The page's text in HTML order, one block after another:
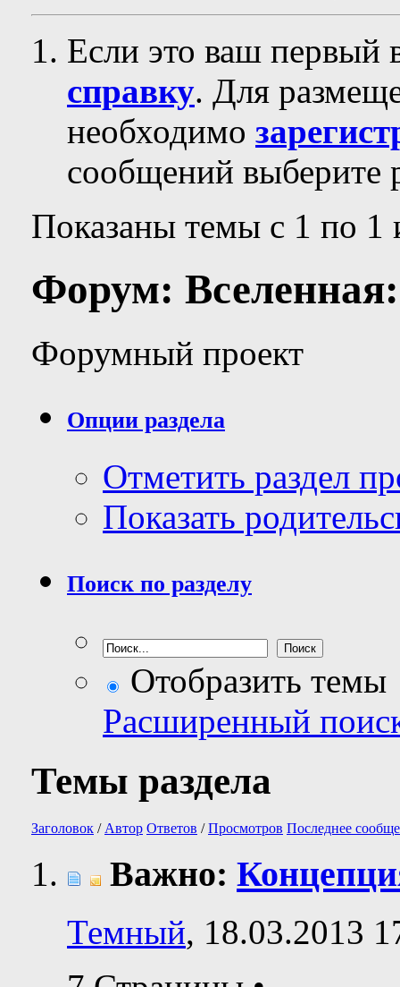
Если это ваш первый
справку. Для
необходимо
сообщений выберите
Показаны темы с 1 по 1
Форум:
Форумный проект
Опции раздела
Отметить раздел
Показать
Поиск по разделу
Отобразить темы
Расширенный
Темы раздела
Заголовок / Автор Ответов /Просмотров Последнее
Важно:
Темный, 18.03.2013